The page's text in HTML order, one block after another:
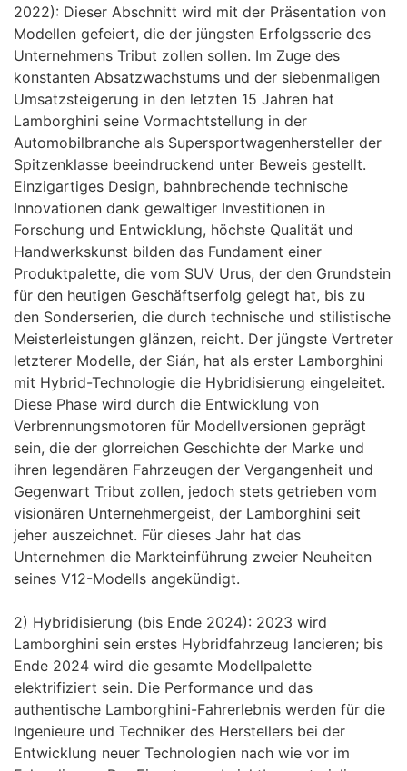
2022): Dieser Abschnitt wird mit der Präsentation von
Modellen gefeiert, die der jüngsten Erfolgsserie des
Unternehmens Tribut zollen sollen. Im Zuge des
konstanten Absatzwachstums und der siebenmaligen
Umsatzsteigerung in den letzten 15 Jahren hat
Lamborghini seine Vormachtstellung in der
Automobilbranche als Supersportwagenhersteller der
Spitzenklasse beeindruckend unter Beweis gestellt.
Einzigartiges Design, bahnbrechende technische
Innovationen dank gewaltiger Investitionen in
Forschung und Entwicklung, höchste Qualität und
Handwerkskunst bilden das Fundament einer
Produktpalette, die vom SUV Urus, der den Grundstein
für den heutigen Geschäftserfolg gelegt hat, bis zu
den Sonderserien, die durch technische und stilistische
Meisterleistungen glänzen, reicht. Der jüngste Vertreter
letzterer Modelle, der Sián, hat als erster Lamborghini
mit Hybrid-Technologie die Hybridisierung eingeleitet.
Diese Phase wird durch die Entwicklung von
Verbrennungsmotoren für Modellversionen geprägt
sein, die der glorreichen Geschichte der Marke und
ihren legendären Fahrzeugen der Vergangenheit und
Gegenwart Tribut zollen, jedoch stets getrieben vom
visionären Unternehmergeist, der Lamborghini seit
jeher auszeichnet. Für dieses Jahr hat das
Unternehmen die Markteinführung zweier Neuheiten
seines V12-Modells angekündigt.
2) Hybridisierung (bis Ende 2024): 2023 wird
Lamborghini sein erstes Hybridfahrzeug lancieren; bis
Ende 2024 wird die gesamte Modellpalette
elektrifiziert sein. Die Performance und das
authentische Lamborghini-Fahrerlebnis werden für die
Ingenieure und Techniker des Herstellers bei der
Entwicklung neuer Technologien nach wie vor im